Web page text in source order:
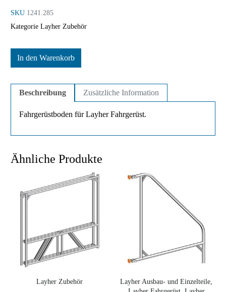
SKU 1241.285
Kategorie Layher Zubehör
In den Warenkorb
Beschreibung Zusätzliche Information
Fahrgerüstboden für Layher Fahrgerüst.
Ähnliche Produkte
Layher Zubehör
Layher Ausbau- und Einzelteile,